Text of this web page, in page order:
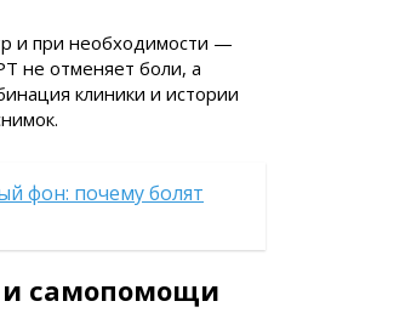
и при необходимости —
не отменяет боли, а
клиники и истории
фон: почему болят
и самопомощи